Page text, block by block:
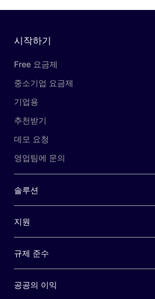
시작하기
Free 요금제
중소기업 요금제
기업용
추천받기
데모 요청
영업팀에 문의
솔루션
지원
규제 준수
공공의 이익